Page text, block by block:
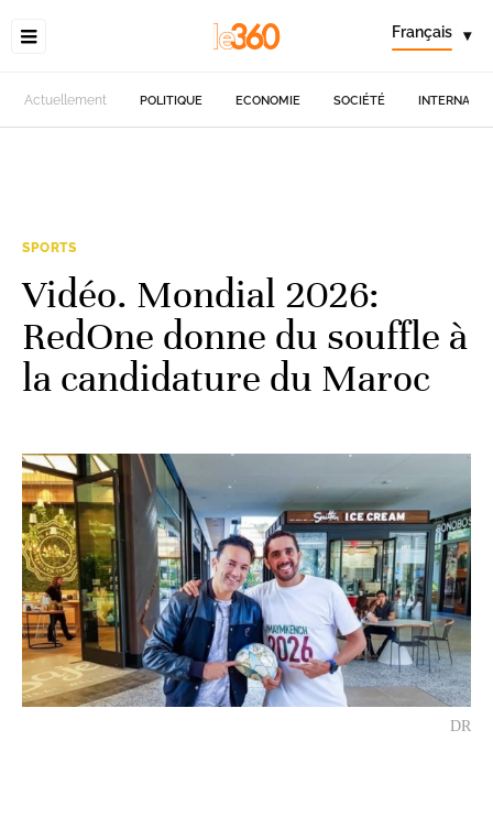
Français ▾
Actuellement POLITIQUE ECONOMIE SOCIÉTÉ
SPORTS
Vidéo. Mondial 2026:
RedOne donne du souffle à
la candidature du Maroc
DR